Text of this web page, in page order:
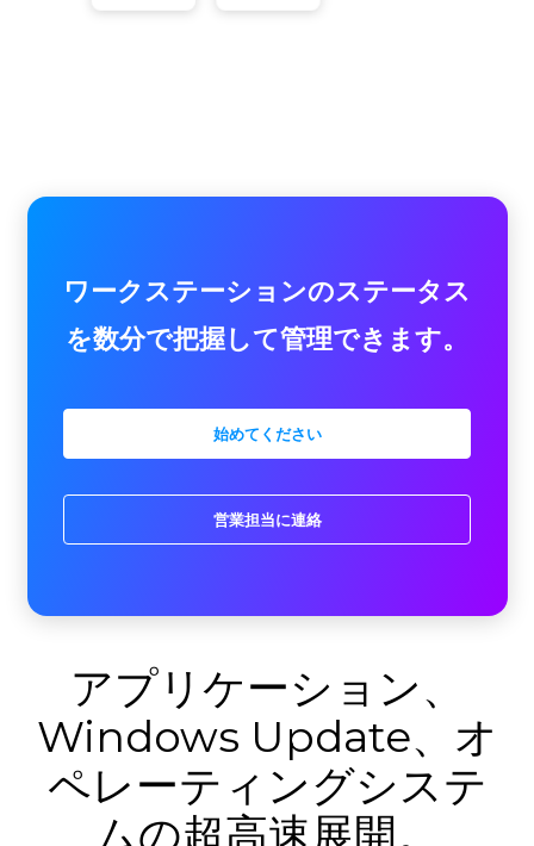
ワークステーションのステータス
を数分で把握して管理できます。
始めてください
営業担当に連絡
アプリケーション、
Windows Update、オ
ペレーティングシステ
ムの超高速展開。